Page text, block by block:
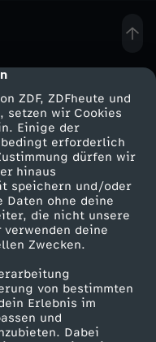
ZDF, ZDFheute und
setzen wir Cookies
Einige der
erforderlich
dürfen wir
hinaus
speichern und/oder
Daten ohne deine
die nicht unsere
deine
Zwecken.
von bestimmten
Erlebnis im
und
Dabei
zum ZDF